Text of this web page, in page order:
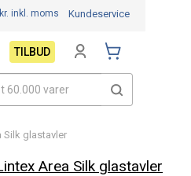
Silk glastavler
Area Silk glastavler
inkl. moms Kundeservice
TILBUD